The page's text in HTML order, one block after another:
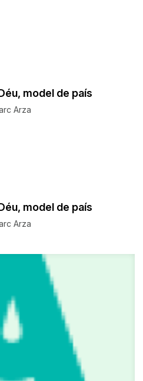
model de país
Arza
model de país
Arza